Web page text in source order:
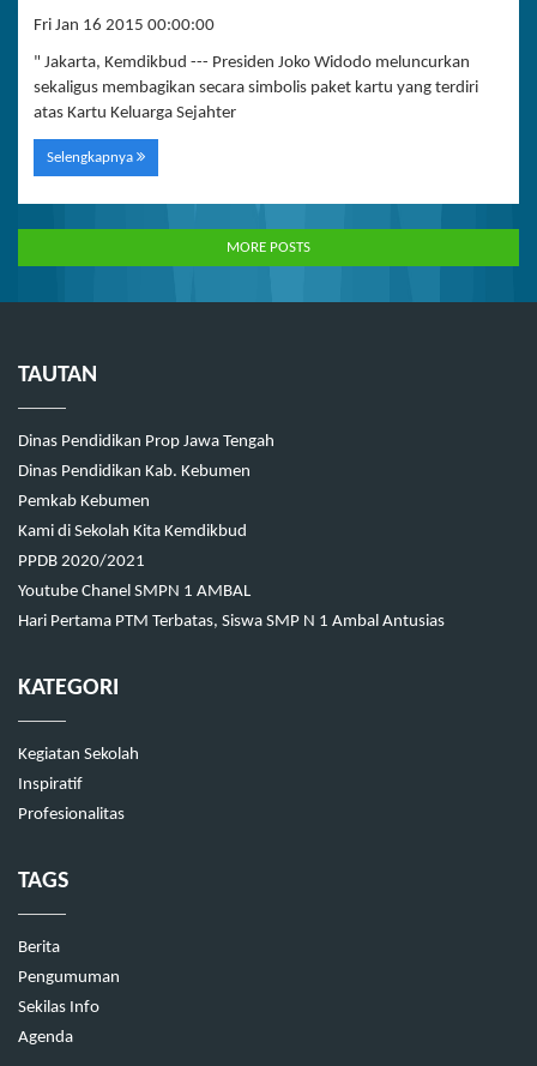
Fri Jan 16 2015 00:00:00
" Jakarta, Kemdikbud --- Presiden Joko Widodo meluncurkan
sekaligus membagikan secara simbolis paket kartu yang terdiri
atas Kartu Keluarga Sejahter
Selengkapnya
MORE POSTS
TAUTAN
Dinas Pendidikan Prop Jawa Tengah
Dinas Pendidikan Kab. Kebumen
Pemkab Kebumen
Kami di Sekolah Kita Kemdikbud
PPDB 2020/2021
Youtube Chanel SMPN 1 AMBAL
Hari Pertama PTM Terbatas, Siswa SMP N 1 Ambal Antusias
KATEGORI
Kegiatan Sekolah
Inspiratif
Profesionalitas
TAGS
Berita
Pengumuman
Sekilas Info
Agenda